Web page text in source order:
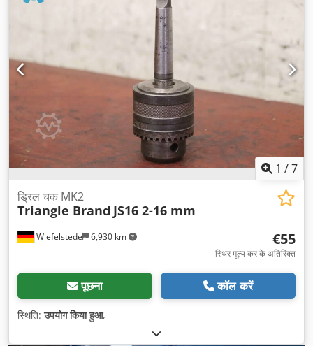
1 /7
Wiefelstede 6,930 km
ड्रिल चक MK2
Triangle Brand JS16 2-16 mm
€55
स्थिर मूल्य कर के अतिरिक्त
पूछना कॉल करें
स्थिति:उपयोग किया हुआ,